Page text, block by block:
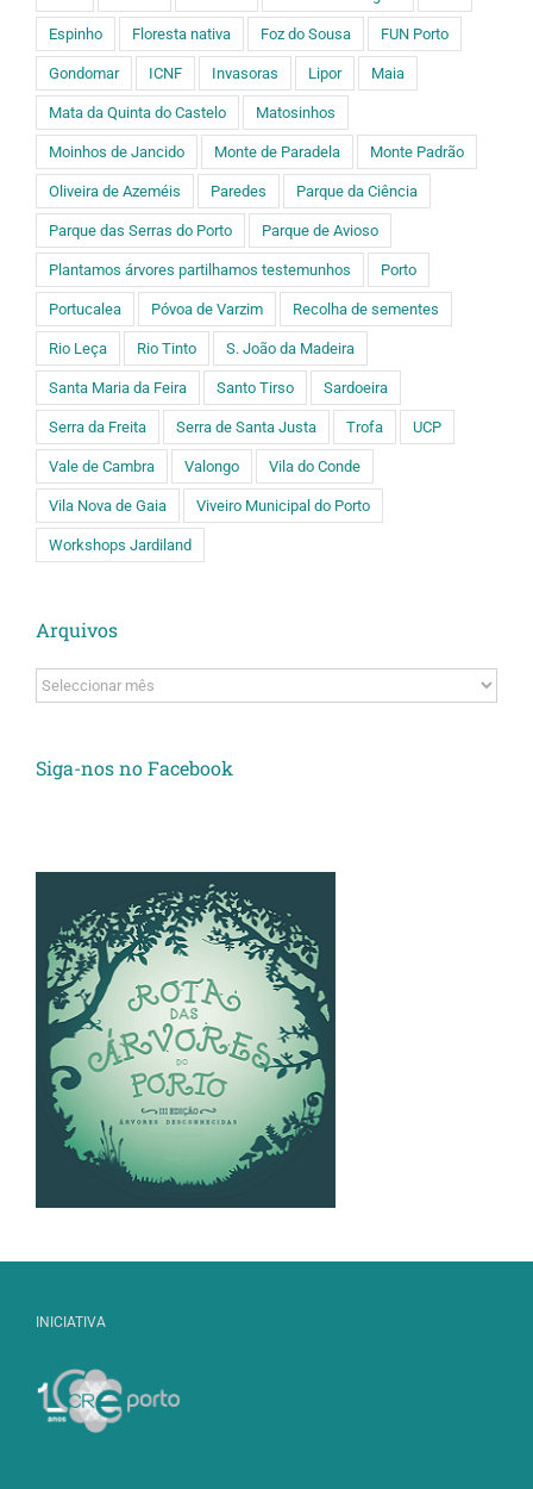
Espinho Floresta nativa Foz do Sousa FUN Porto
Gondomar ICNF Invasoras Lipor Maia
Mata da Quinta do Castelo Matosinhos
Moinhos de Jancido Monte de Paradela Monte Padrão
Oliveira de Azeméis Paredes Parque da Ciência
Parque das Serras do Porto Parque de Avioso
Plantamos árvores partilhamos testemunhos Porto
Portucalea Póvoa de Varzim Recolha de sementes
Rio Leça Rio Tinto S. João da Madeira
Santa Maria da Feira Santo Tirso Sardoeira
Serra da Freita Serra de Santa Justa Trofa UCP
Vale de Cambra Valongo Vila do Conde
Vila Nova de Gaia Viveiro Municipal do Porto
Workshops Jardiland
Arquivos
Arquivos
Siga-nos no Facebook
INICIATIVA